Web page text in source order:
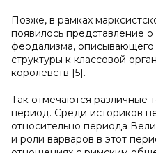
Позже, в рамках
появилось представление
феодализма,
структуры к классовой
королевств [5].
Так отмечаются различные
период. Среди историков
относительно периода
и роли варваров в этот